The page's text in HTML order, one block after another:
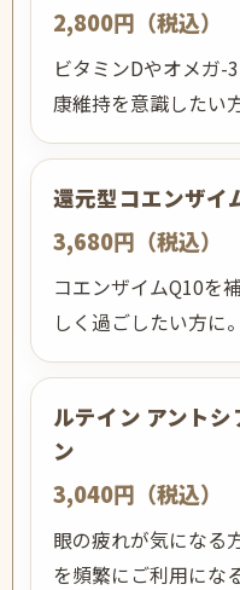
2,800円（税込）
ビタミンDやオメガ-
康維持を意識したい
還元型コエンザイ
3,680円（税込）
コエンザイムQ10を
しく過ごしたい方に。
ルテイン アント
ン
3,040円（税込）
眼の疲れが気になる
を頻繁にご利用にな